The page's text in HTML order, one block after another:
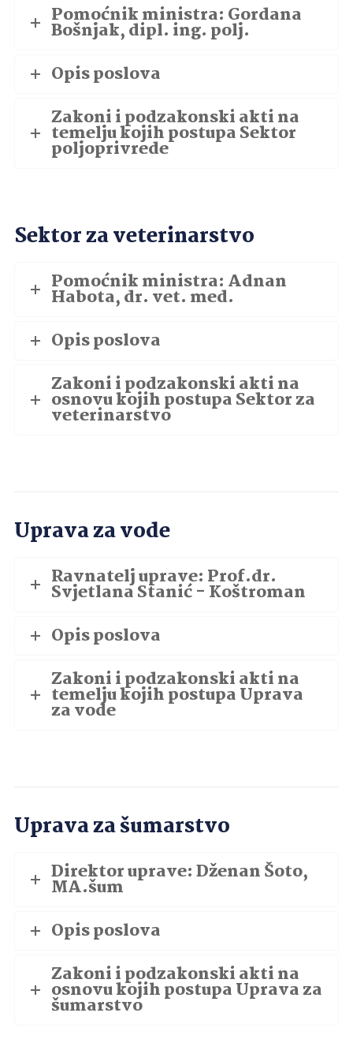
Pomoćnik ministra: Gordana
Bošnjak, dipl. ing. polj.
Opis poslova
Zakoni i podzakonski akti na
temelju kojih postupa Sektor
poljoprivrede
Sektor za veterinarstvo
Pomoćnik ministra: Adnan
Habota, dr. vet. med.
Opis poslova
Zakoni i podzakonski akti na
osnovu kojih postupa Sektor za
veterinarstvo
Uprava za vode
Ravnatelj uprave: Prof.dr.
Svjetlana Stanić - Koštroman
Opis poslova
Zakoni i podzakonski akti na
temelju kojih postupa Uprava
za vode
Uprava za šumarstvo
Direktor uprave: Dženan Šoto,
MA.šum
Opis poslova
Zakoni i podzakonski akti na
osnovu kojih postupa Uprava za
šumarstvo